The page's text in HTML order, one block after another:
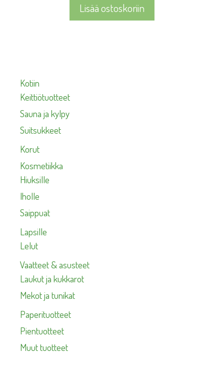
Lisää ostoskoriin
Kotiin
Keittiötuotteet
Sauna ja kylpy
Suitsukkeet
Korut
Kosmetiikka
Hiuksille
Iholle
Saippuat
Lapsille
Lelut
Vaatteet & asusteet
Laukut ja kukkarot
Mekot ja tunikat
Paperituotteet
Pientuotteet
Muut tuotteet